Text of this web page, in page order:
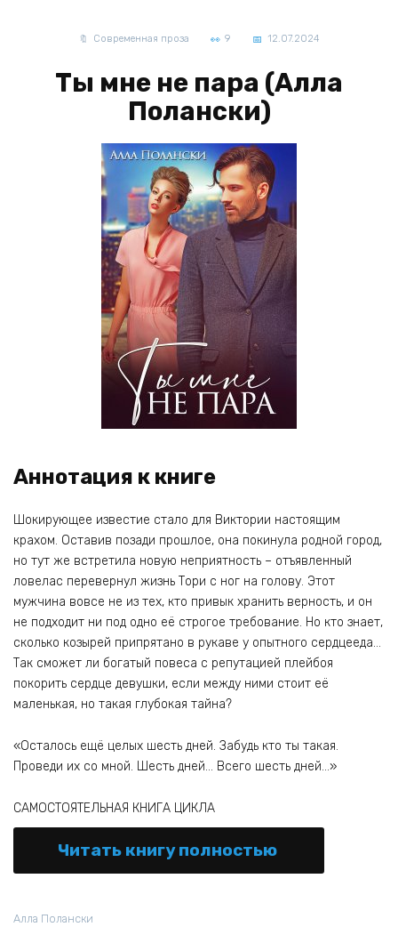
Современная проза 9 12.07.2024
Ты мне не пара (Алла
Полански)
Аннотация к книге
Шокирующее известие стало для Виктории настоящим
крахом. Оставив позади прошлое, она покинула родной город,
но тут же встретила новую неприятность – отъявленный
ловелас перевернул жизнь Тори с ног на голову. Этот
мужчина вовсе не из тех, кто привык хранить верность, и он
не подходит ни под одно её строгое требование. Но кто знает,
сколько козырей припрятано в рукаве у опытного сердцееда…
Так сможет ли богатый повеса с репутацией плейбоя
покорить сердце девушки, если между ними стоит её
маленькая, но такая глубокая тайна?
«Осталось ещё целых шесть дней. Забудь кто ты такая.
Проведи их со мной. Шесть дней… Всего шесть дней…»
САМОСТОЯТЕЛЬНАЯ КНИГА ЦИКЛА
Читать книгу полностью
Алла Полански